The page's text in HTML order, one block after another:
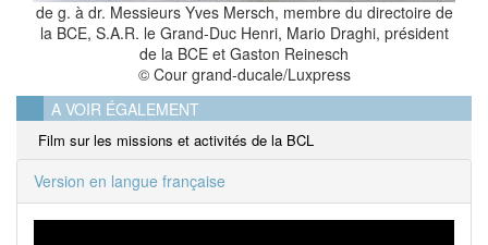
de g. à dr. Messieurs Yves Mersch, membre du directoire de
la BCE, S.A.R. le Grand-Duc Henri, Mario Draghi, président
de la BCE et Gaston Reinesch
© Cour grand-ducale/Luxpress
A VOIR ÉGALEMENT
Film sur les missions et activités de la BCL
Version en langue française